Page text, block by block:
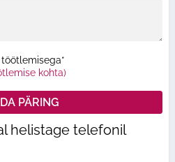
kohta)
helistage telefonil